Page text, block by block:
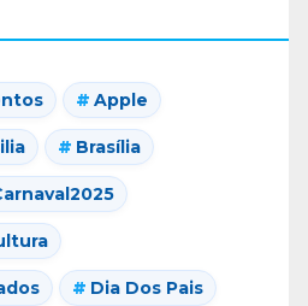
Apple
Brasília
Dia Dos Pais